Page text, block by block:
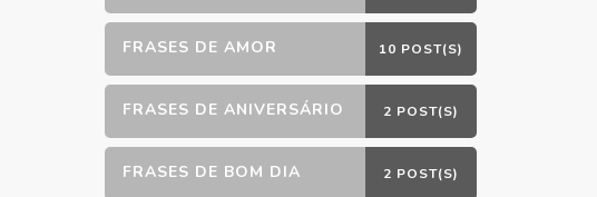
FRASES DE AMOR 10 POST(S)
FRASES DE ANIVERSÁRIO 2 POST(S)
FRASES DE BOM DIA 2 POST(S)